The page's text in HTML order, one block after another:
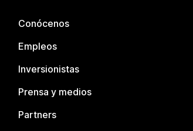
Conócenos
Empleos
Inversionistas
Prensa y medios
Partners